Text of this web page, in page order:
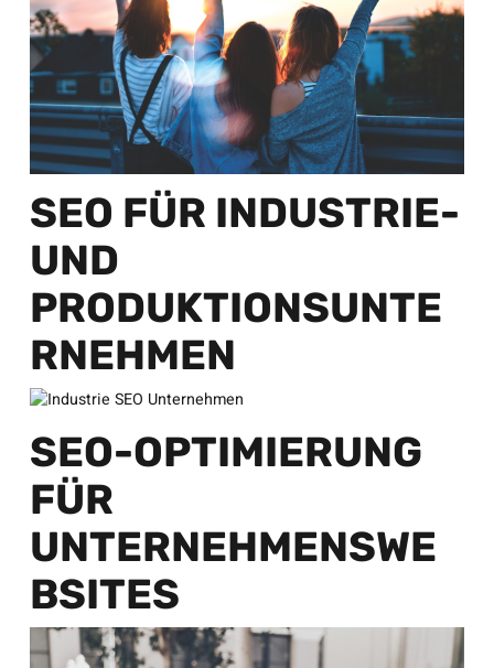
SEO FÜR INDUSTRIE-
UND
PRODUKTIONSUNTE
RNEHMEN
SEO-OPTIMIERUNG
FÜR
UNTERNEHMENSWE
BSITES